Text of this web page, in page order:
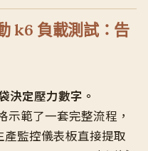
k6 負載測試：告
決定壓力數字。
示範了一套完整流程，
產監控儀表板直接提取